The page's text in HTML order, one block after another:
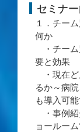
セミナ
１．チー
何か
・チーム
要と効果
・現在ど
るか～病
も導入可
・事例紹
ョールー